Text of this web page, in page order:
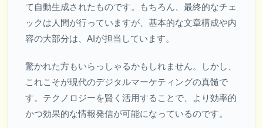
て自動生成されたものです。もちろん、最終的なチェ
ックは人間が行っていますが、基本的な文章構成や内
容の大部分は、AIが担当しています。
驚かれた方もいらっしゃるかもしれません。しかし、
これこそが現代のデジタルマーケティングの真髄で
す。テクノロジーを賢く活用することで、より効率的
かつ効果的な情報発信が可能になっているのです。